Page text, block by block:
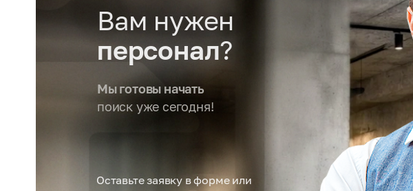
Вам нужен
персонал?
Оставьте заявку в форме или
Мы готовы начать
поиск уже сегодня!